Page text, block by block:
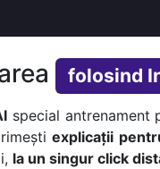
folosind
special antrenament
explicații
la un singur click